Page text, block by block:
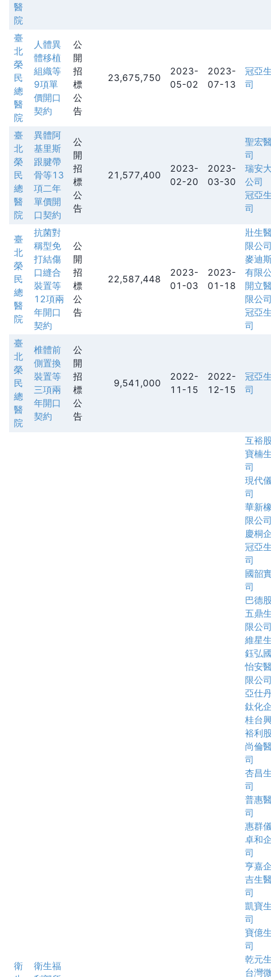
醫
院
臺
北
榮
民
總
醫
院
人體異
體移植
組織等
9項單
價開口
契約
公
開
招
標
公
告
23,675,750
2023-
05-02
2023-
07-13
冠亞
司
臺
北
榮
民
總
醫
院
異體阿
基里斯
跟腱帶
骨等13
項二年
單價開
口契約
公
開
招
標
公
告
21,577,400
2023-
02-20
2023-
03-30
聖宏
司
瑞安
公司
冠亞
司
臺
北
榮
民
總
醫
院
抗菌對
稱型免
打結傷
口縫合
裝置等
12項兩
年開口
契約
公
開
招
標
公
告
22,587,448
2023-
01-03
2023-
01-18
壯生
限公
麥迪
有限
開立
限公
冠亞
司
臺
北
榮
民
總
醫
院
椎體前
側置換
裝置等
三項兩
年開口
契約
公
開
招
標
公
告
9,541,000
2022-
11-15
2022-
12-15
冠亞
司
衛
衛生福
互裕
寶楠
司
現代
司
華新
限公
慶桐
冠亞
司
國韶
司
巴德
五鼎
限公
維星
鈺弘
怡安
限公
亞仕
鈦化
桂台
裕利
尚倫
司
杏昌
司
普惠
司
惠群
卓和
司
亨嘉
吉生
司
凱寶
司
寶億
司
乾元
台灣